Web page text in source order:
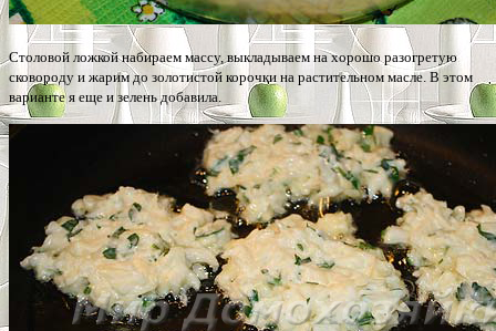
Столовой ложкой набираем массу, выкладываем на хорошо разогретую
сковороду и жарим до золотистой корочки на растительном масле. В этом
варианте я еще и зелень добавила.